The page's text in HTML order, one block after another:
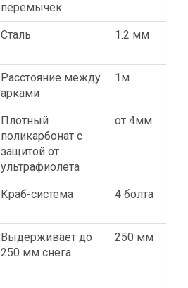
перемычек
Сталь 1.2 мм
Расстояние между
арками
1м
Плотный
поликарбонат с
защитой от
ультрафиолета
от 4мм
Краб-система 4 болта
Выдерживает до
250 мм снега
250 мм